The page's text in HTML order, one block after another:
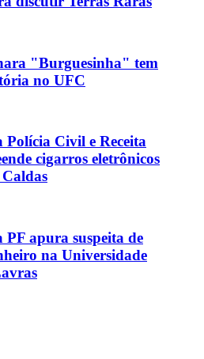
"Burguesinha" tem
no UFC
Polícia Civil e Receita
cigarros eletrônicos
Caldas
PF apura suspeita de
na Universidade